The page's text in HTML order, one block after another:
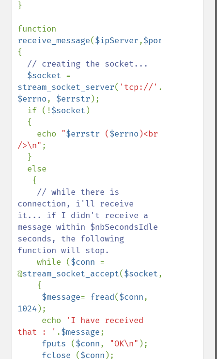
}
receive_message($ipServer,$portNumber
{
// creating the socket...
$socket
stream_socket_server( 'tcp://' .
$errno, $errstr );
  if (!
$socket )
    echo
"$errstr ($errno )<br
/>\n" ;
// while there is
connection, i'll receive
it... if I didn't receive a
message within $nbSecondsIdle
seconds, the following
function will stop.
while ($conn =
@stream_socket_accept($socket,
$message= fread($conn
1024 );
     echo
'I have received
that : ' .$message;
fputs ($conn, "OK\n" );
fclose ($conn );